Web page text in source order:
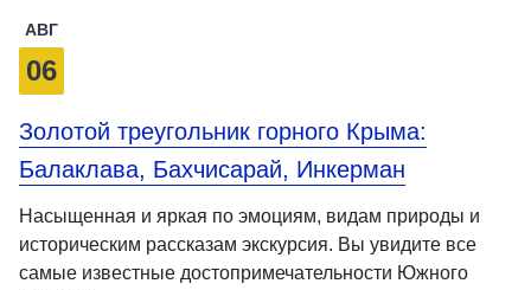
АВГ
06
Золотой треугольник горного Крыма:
Балаклава, Бахчисарай, Инкерман
Насыщенная и яркая по эмоциям, видам природы и
историческим рассказам экскурсия. Вы увидите все
самые известные достопримечательности Южного